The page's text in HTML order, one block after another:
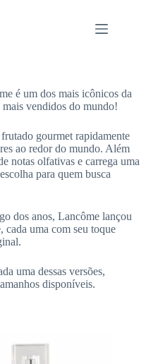
é um dos mais icônicos da
vendidos do mundo!
gourmet rapidamente
ao redor do mundo. Além
notas olfativas e carrega uma
para quem busca
dos anos, Lancôme lançou
uma com seu toque
uma dessas versões,
disponíveis.